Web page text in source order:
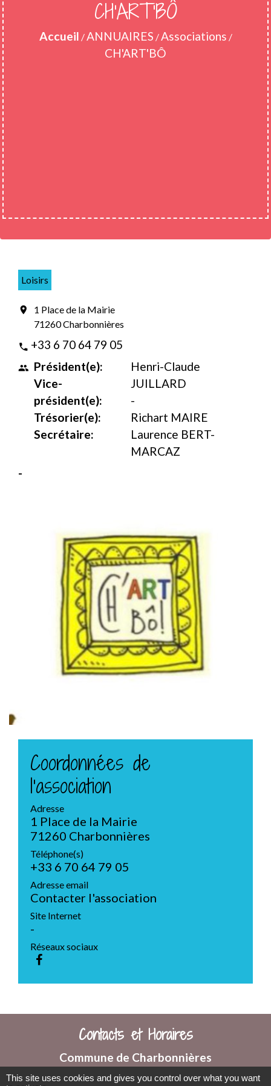
CH'ART'BÔ
Accueil / ANNUAIRES / Associations /
CH'ART'BÔ
Loisirs
location_on
1 Place de la Mairie
71260 Charbonnières
phone +33 6 70 64 79 05
people Président(e):
Vice-
président(e):
Trésorier(e):
Secrétaire:
Henri-Claude
JUILLARD
-
Richart MAIRE
Laurence BERT-
MARCAZ
-
Coordonnées de
l'association
Adresse
1 Place de la Mairie
71260 Charbonnières
Téléphone(s)
+33 6 70 64 79 05
Adresse email
Contacter l'association
Site Internet
-
Réseaux sociaux
Contacts et Horaires
Commune de Charbonnières
1 Place de la Mairie
This site uses cookies and gives you control over what you want